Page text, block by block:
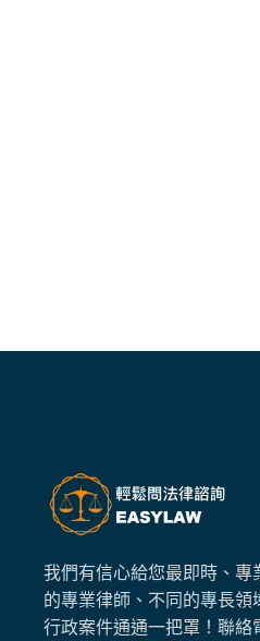
我們有信心給您最即時、
的專業律師、不同的專長領
行政案件通通一把罩！ 聯絡